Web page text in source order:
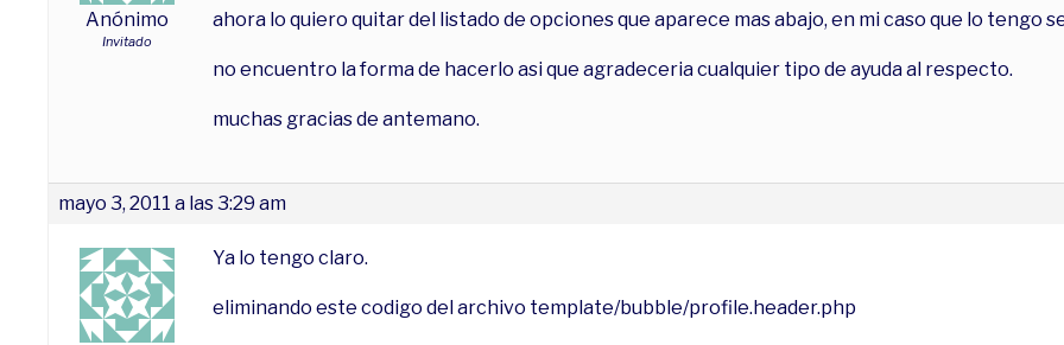
Anónimo
Invitado
ahora lo quiero quitar del listado de opciones que aparece mas abajo, en mi caso que lo tengo
no encuentro la forma de hacerlo asi que agradeceria cualquier tipo de ayuda al respecto.
muchas gracias de antemano.
mayo 3, 2011 a las 3:29 am
Ya lo tengo claro.
eliminando este codigo del archivo template/bubble/profile.header.php